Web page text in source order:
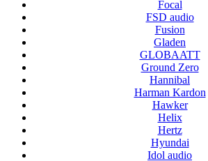
Focal
FSD audio
Fusion
Gladen
GLOBAATT
Ground Zero
Hannibal
Harman Kardon
Hawker
Helix
Hertz
Hyundai
Idol audio